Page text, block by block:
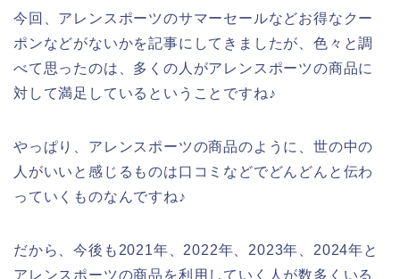
今回、アレンスポーツのサマーセールなどお得なクー
ポンなどがないかを記事にしてきましたが、色々と調
べて思ったのは、多くの人がアレンスポーツの商品に
対して満足しているということですね♪
やっぱり、アレンスポーツの商品のように、世の中の
人がいいと感じるものは口コミなどでどんどんと伝わ
っていくものなんですね♪
だから、今後も2021年、2022年、2023年、2024年と
アレンスポーツの商品を利用していく人が数多くいる